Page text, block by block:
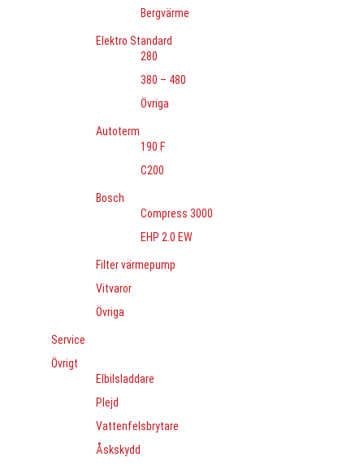
Bergvärme
Elektro Standard
280
380 – 480
Övriga
Autoterm
190 F
C200
Bosch
Compress 3000
EHP 2.0 EW
Filter värmepump
Vitvaror
Övriga
Service
Övrigt
Elbilsladdare
Plejd
Vattenfelsbrytare
Åskskydd